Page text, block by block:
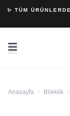
✨ TÜM
Anasayfa / Bileklik /